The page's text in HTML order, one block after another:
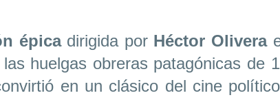
épicadirigida por Héctor Olivera
huelgas obreras patagónicas de
en un clásico del cine